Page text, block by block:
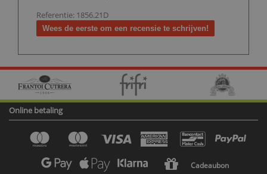
Referentie: 1856.21D
Wees de eerste om een recensie te schrijven!
Online betaling
Cadeaubon